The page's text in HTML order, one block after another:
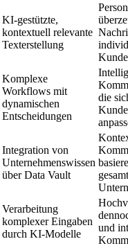
KI-gestützte,
kontextuell relevante
Texterstellung
Komplexe
Workflows mit
dynamischen
Entscheidungen
die
Integration von
Unternehmenswissen
über Data Vault
Verarbeitung
komplexer Eingaben
durch KI-Modelle
und